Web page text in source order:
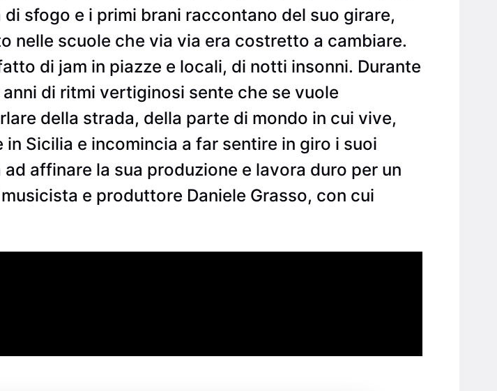
sfogo e i primi brani raccontano del suo girare,
nelle scuole che via via era costretto a cambiare.
di jam in piazze e locali, di notti insonni. Durante
di ritmi vertiginosi sente che se vuole
della strada, della parte di mondo in cui vive,
Sicilia e incomincia a far sentire in giro i suoi
affinare la sua produzione e lavora duro per un
e produttore Daniele Grasso, con cui